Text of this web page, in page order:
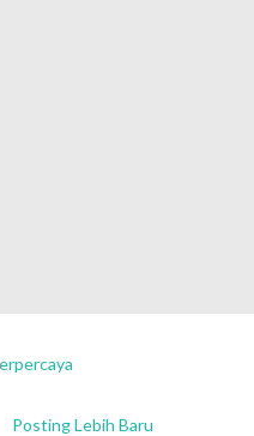
Posting Lebih Baru